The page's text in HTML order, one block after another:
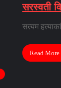
सरस्वती
सत्यम
Read More